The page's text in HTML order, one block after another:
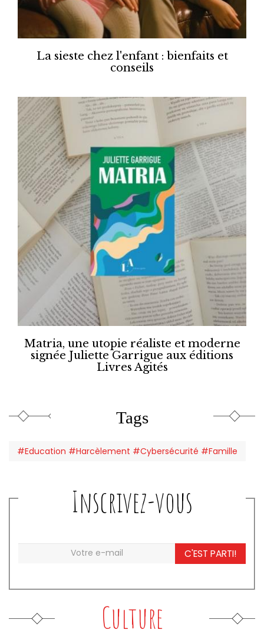
La sieste chez l'enfant : bienfaits et
conseils
Matria, une utopie réaliste et moderne
signée Juliette Garrigue aux éditions
Livres Agités
Tags
#Education #Harcèlement #Cybersécurité #Famille
Inscrivez-vous
C'EST PARTI!
Culture